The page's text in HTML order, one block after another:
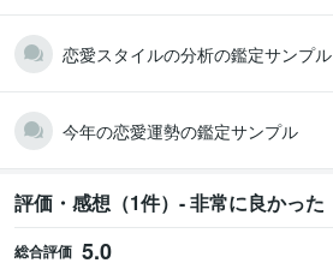
恋愛スタイルの分析の鑑定サンプル
今年の恋愛運勢の鑑定サンプル
評価・感想（1件）- 非常に良かった
総合評価 5.0